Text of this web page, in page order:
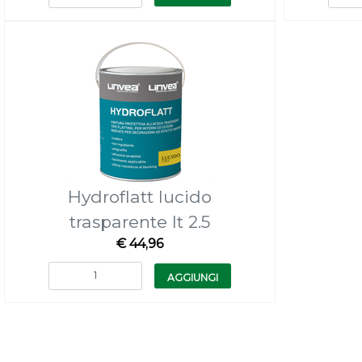
Hydroflatt lucido
trasparente lt 2.5
€ 44,96
Quantità
AGGIUNGI